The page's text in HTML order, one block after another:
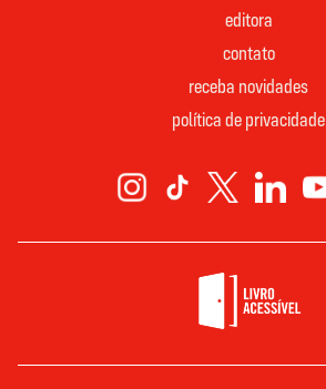
editora
contato
receba novidades
política de privacidade